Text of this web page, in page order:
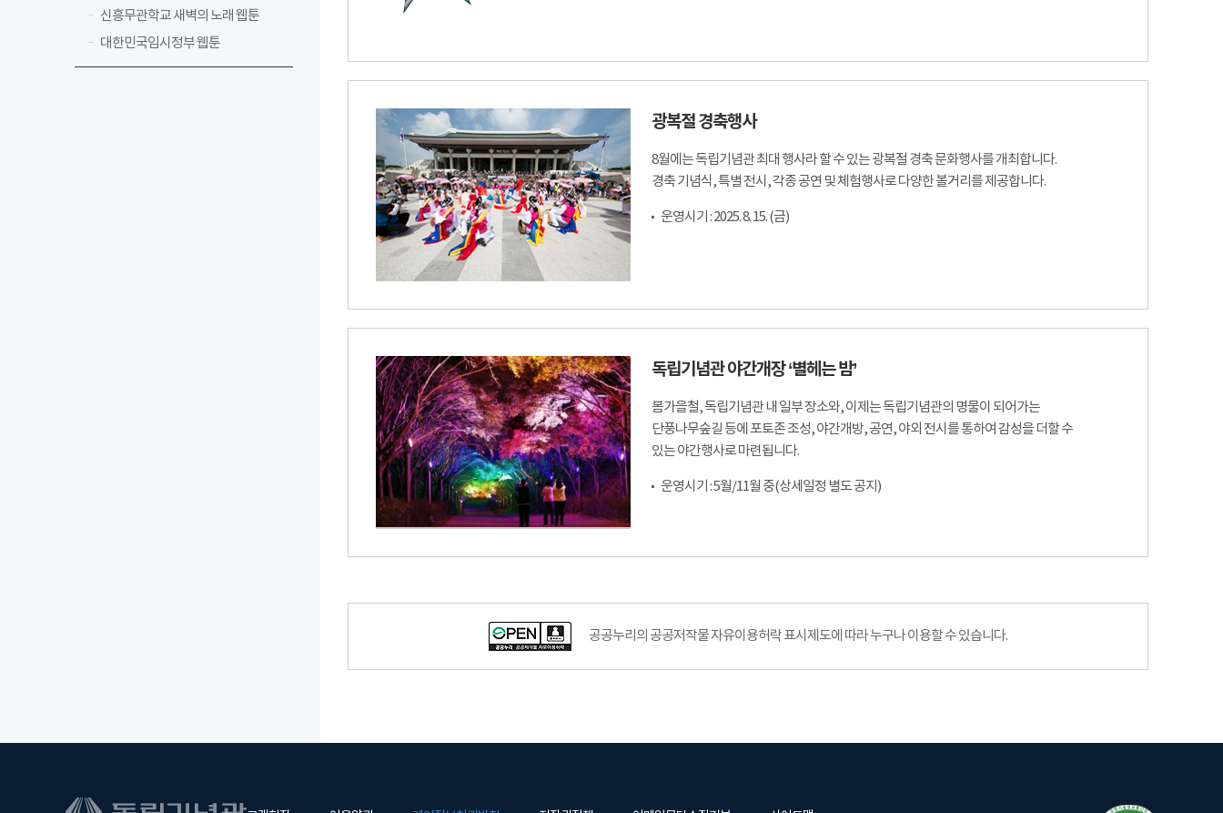
신흥무관학교 새벽의 노래 웹툰
대한민국임시정부 웹툰
광복절 경축행사
8월에는 독립기념관 최대 행사라 할 수 있는 광복절 경축 문화행사를 개최합니다.
경축 기념식, 특별 전시, 각종 공연 및 체험행사로 다양한 볼거리를 제공합니다.
운영시기 : 2025. 8. 15. (금)
독립기념관 야간개장 ‘별헤는 밤’
봄가을철, 독립기념관 내 일부 장소와, 이제는 독립기념관의 명물이 되어가는
단풍나무숲길 등에 포토존 조성, 야간개방, 공연, 야외 전시를 통하여 감성을 더할 수
있는 야간행사로 마련됩니다.
운영시기 : 5월/11월 중(상세일정 별도 공지)
공공누리의 공공저작물 자유이용허락 표시제도에 따라 누구나 이용할 수 있습니다.